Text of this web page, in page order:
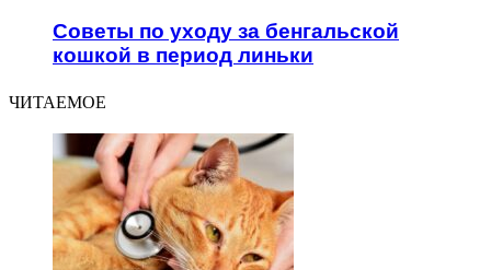
Советы по уходу за бенгальской
кошкой в период линьки
ЧИТАЕМОЕ